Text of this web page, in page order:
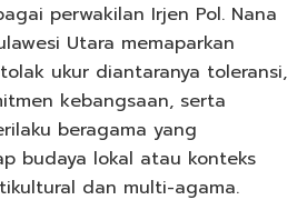
perwakilan Irjen Pol. Nana
Utara memaparkan
ukur diantaranya toleransi,
kebangsaan, serta
beragama yang
budaya lokal atau konteks
dan multi-agama.